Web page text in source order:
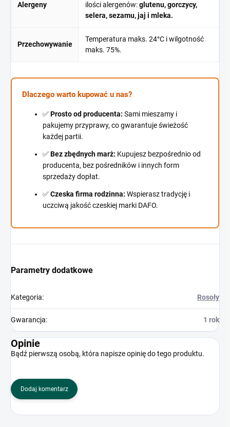
Alergeny
ilości alergenów:glutenu, gorczycy,
selera, sezamu, jaj i mleka.
Przechowywanie
Temperatura maks. 24°C i wilgotność
maks. 75%.
Dlaczego warto kupować u nas?
✅Prosto od producenta: Sami mieszamy i
pakujemy przyprawy, co gwarantuje świeżość
każdej partii.
✅Bez zbędnych marż: Kupujesz bezpośrednio od
producenta, bez pośredników i innych form
sprzedaży dopłat.
✅Czeska firma rodzinna: Wspierasz tradycję i
uczciwą jakość czeskiej marki DAFO.
Parametry dodatkowe
Kategoria: Rosoły
Gwarancja: 1 rok
Opinie
Bądź pierwszą osobą, która napisze opinię do tego produktu.
Dodaj komentarz